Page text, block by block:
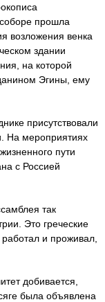
прошла
возложения венка
здании
на которой
Эгины, ему
присутствовали
На мероприятиях
пути
с Россией
так
Это греческие
и проживал,
добивается,
была объявлена